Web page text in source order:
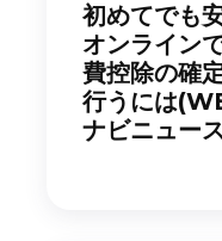
初めてでも
オンライン
費控除の確
行うには
ナビニュー